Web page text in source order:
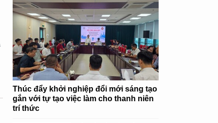
Thúc đẩy khởi nghiệp đổi mới sáng tạo
gắn với tự tạo việc làm cho thanh niên
trí thức